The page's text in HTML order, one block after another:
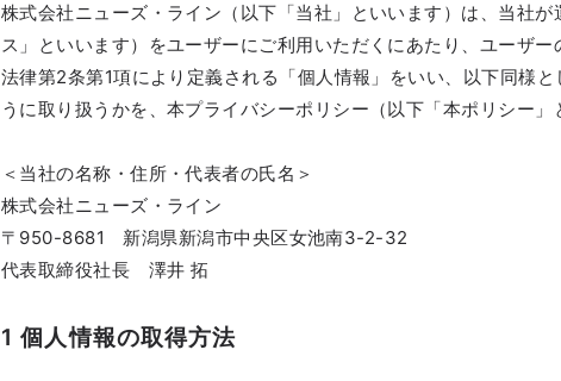
株式会社ニューズ・ライン（以下「当社」といいます）は、当社
ス」といいます）をユーザーにご利用いただくにあたり、ユーザ
法律第2条第1項により定義される「個人情報」をいい、以下同様
うに取り扱うかを、本プライバシーポリシー（以下「本ポリシー」
＜当社の名称・住所・代表者の氏名＞
株式会社ニューズ・ライン
〒950-8681 新潟県新潟市中央区女池南3-2-32
代表取締役社長 澤井 拓
1 個人情報の取得方法